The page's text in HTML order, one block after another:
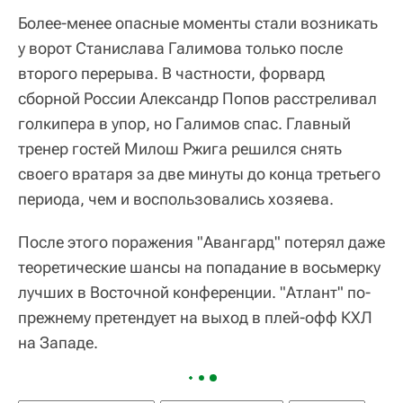
Более-менее опасные моменты стали возникать
у ворот Станислава Галимова только после
второго перерыва. В частности, форвард
сборной России Александр Попов расстреливал
голкипера в упор, но Галимов спас. Главный
тренер гостей Милош Ржига решился снять
своего вратаря за две минуты до конца третьего
периода, чем и воспользовались хозяева.
После этого поражения "Авангард" потерял даже
теоретические шансы на попадание в восьмерку
лучших в Восточной конференции. "Атлант" по-
прежнему претендует на выход в плей-офф КХЛ
на Западе.